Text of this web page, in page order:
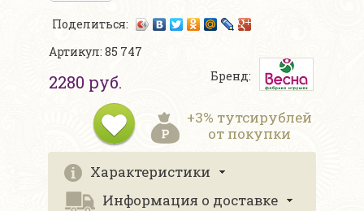
Поделиться:
Артикул: 85 747
2280 руб. Бренд:
+3% тутсирублей
от покупки
Характеристики
Информация о доставке